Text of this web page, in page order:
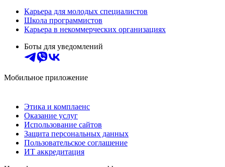
Карьера для молодых специалистов
Школа программистов
Карьера в некоммерческих организациях
Боты для уведомлений
Мобильное приложение
Этика и комплаенс
Оказание услуг
Использование сайтов
Защита персональных данных
Пользовательское соглашение
ИТ аккредитация